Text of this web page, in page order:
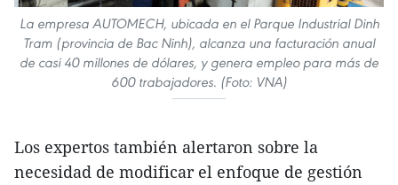
La empresa AUTOMECH, ubicada en el Parque Industrial Dinh
Tram (provincia de Bac Ninh), alcanza una facturación anual
de casi 40 millones de dólares, y genera empleo para más de
600 trabajadores. (Foto: VNA)
Los expertos también alertaron sobre la
necesidad de modificar el enfoque de gestión